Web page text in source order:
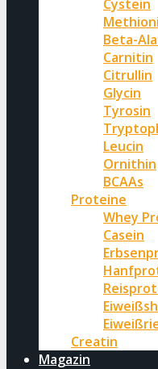
Cystein
Beta-
Carnitin
Citrullin
Glycin
Tyrosin
Leucin
Ornithin
BCAAs
Proteine
Whey
Casein
Creatin
Magazin